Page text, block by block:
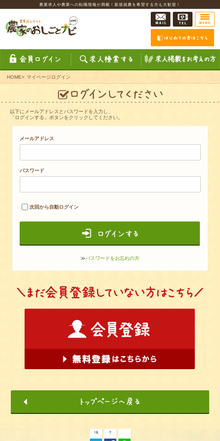
農業求人や農業への転職情報が満載！新規就農を希望する方も大歓迎！
HOME> マイページログイン
以下にメールアドレスとパスワードを入力し、
「ログインする」ボタンをクリックしてください。
メールアドレス
パスワード
次回から自動ログイン
≫パスワードをお忘れの方